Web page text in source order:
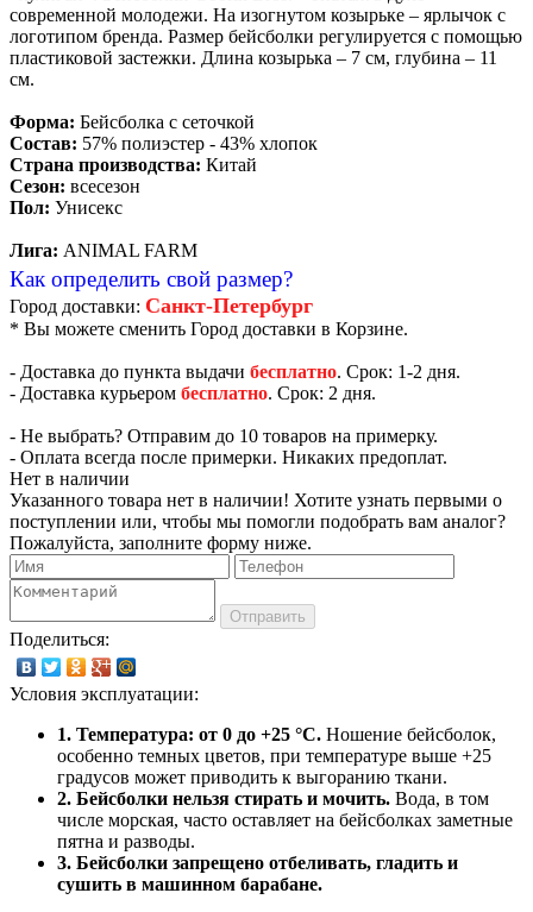
современной молодежи. На изогнутом козырьке – ярлычок с
логотипом бренда. Размер бейсболки регулируется с помощью
пластиковой застежки. Длина козырька – 7 см, глубина – 11
см.
Форма: Бейсболка с сеточкой
Состав: 57% полиэстер - 43% хлопок
Страна производства: Китай
Сезон: всесезон
Пол: Унисекс
Лига: ANIMAL FARM
Как определить свой размер?
Город доставки: Санкт-Петербург
* Вы можете сменить Город доставки в Корзине.
- Доставка до пункта выдачи бесплатно. Срок: 1-2 дня.
- Доставка курьером бесплатно. Срок: 2 дня.
- Не выбрать? Отправим до 10 товаров на примерку.
- Оплата всегда после примерки. Никаких предоплат.
Нет в наличии
Указанного товара нет в наличии! Хотите узнать первыми о
поступлении или, чтобы мы помогли подобрать вам аналог?
Пожалуйста, заполните форму ниже.
Отправить
Поделиться:
Условия эксплуатации:
1. Температура: от 0 до +25 °C. Ношение бейсболок,
особенно темных цветов, при температуре выше +25
градусов может приводить к выгоранию ткани.
2. Бейсболки нельзя стирать и мочить. Вода, в том
числе морская, часто оставляет на бейсболках заметные
пятна и разводы.
3. Бейсболки запрещено отбеливать, гладить и
сушить в машинном барабане.